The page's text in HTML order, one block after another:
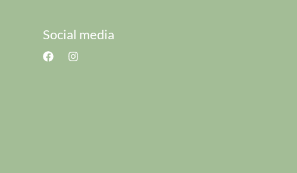
Social media